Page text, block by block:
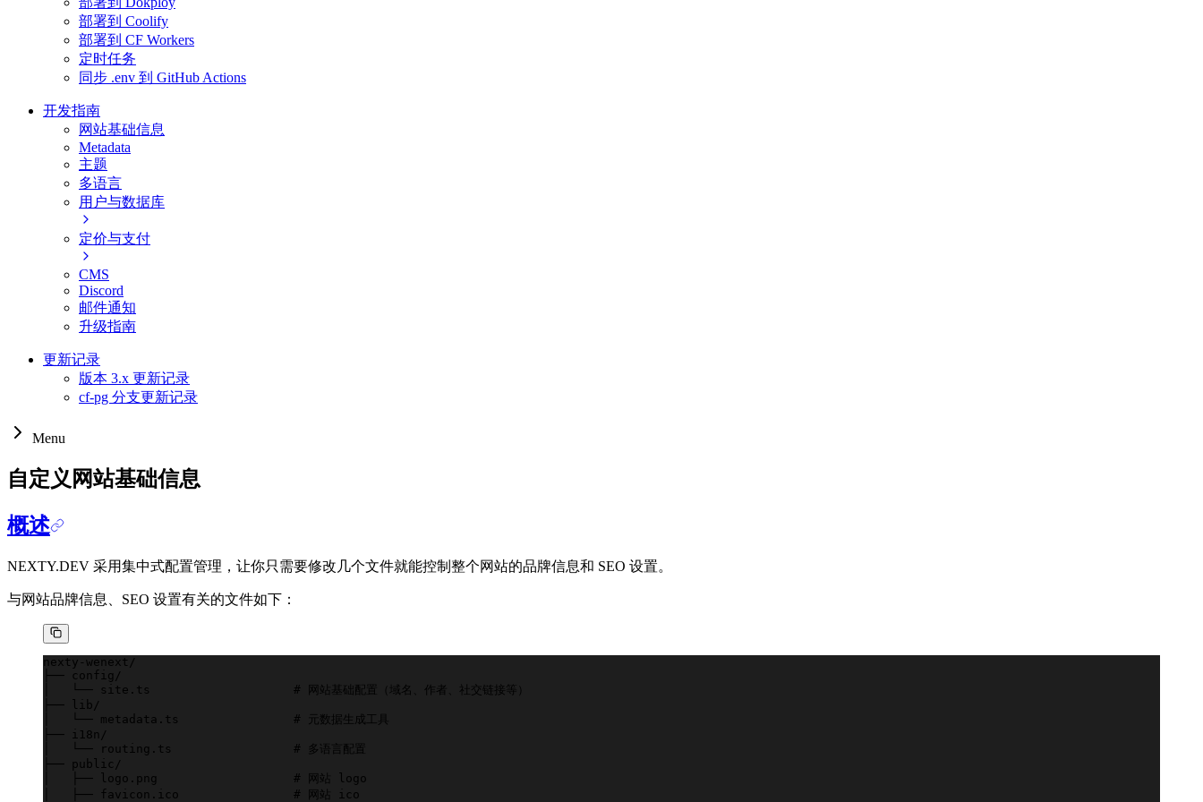
部署到 Coolify
部署到 CF Workers
定时任务
同步 .env 到 GitHub Actions
开发指南
网站基础信息
Metadata
主题
多语言
用户与数据库
定价与支付
CMS
Discord
邮件通知
升级指南
更新记录
版本 3.x 更新记录
cf-pg 分支更新记录
Menu
自定义网站基础信息
概述
NEXTY.DEV 采用集中式配置管理，让你只需要修改几个文件就能控制整个网站的品牌信息和 SEO 设置。
与网站品牌信息、SEO 设置有关的文件如下：
nexty-wenext/
├── config/
│   └── site.ts                    # 网站基础配置（域名、作者、社交链接等）
├── lib/
│   └── metadata.ts                # 元数据生成工具
├── i18n/
│   └── routing.ts                 # 多语言配置
├── public/
│   ├── logo.png                   # 网站 logo
│   ├── favicon.ico                # 网站 ico